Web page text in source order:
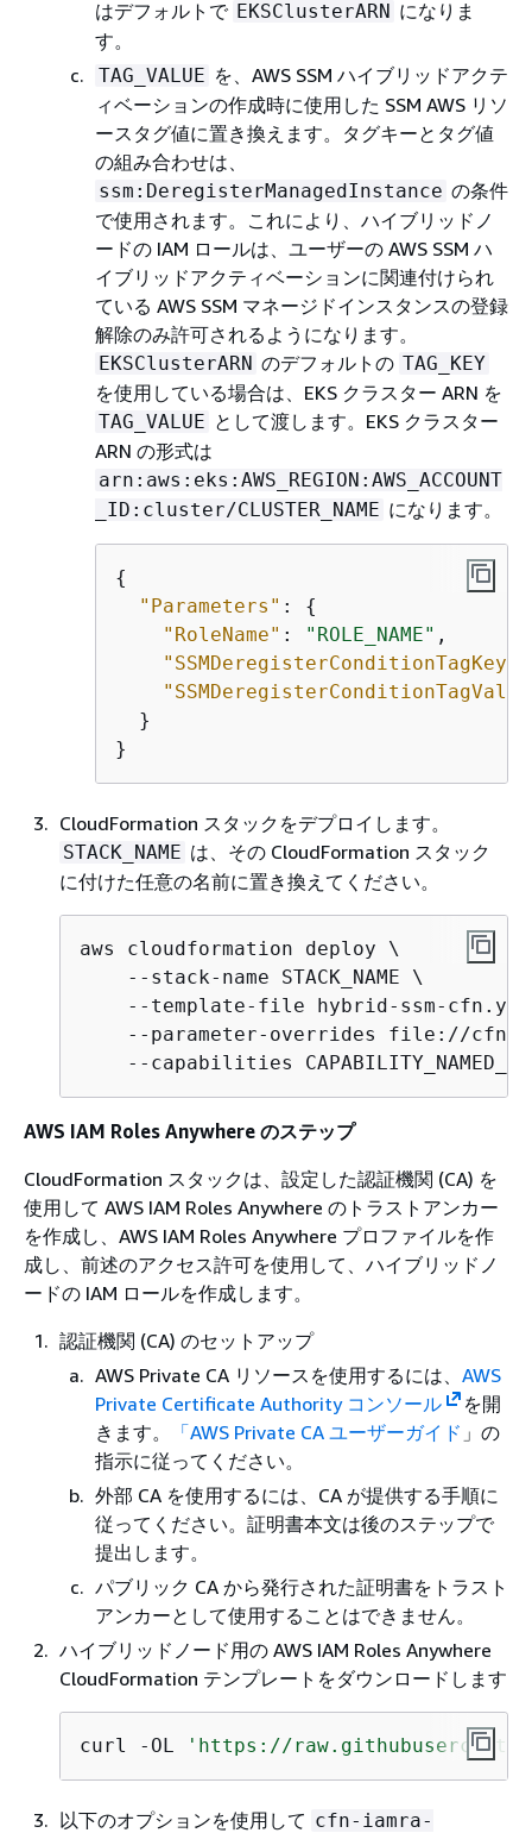
はデフォルトで EKSClusterARN になりま
す。
TAG_VALUE を、AWS SSM ハイブリッドアクテ
ィベーションの作成時に使用した SSM AWS リソ
ースタグ値に置き換えます。タグキーとタグ値
の組み合わせは、
ssm:DeregisterManagedInstance の条件
で使用されます。これにより、ハイブリッドノ
ードの IAM ロールは、ユーザーの AWS SSM ハ
イブリッドアクティベーションに関連付けられ
ている AWS SSM マネージドインスタンスの登録
解除のみ許可されるようになります。
EKSClusterARN のデフォルトの TAG_KEY
を使用している場合は、EKS クラスター ARN を
TAG_VALUE として渡します。EKS クラスター
ARN の形式は
arn:aws:eks:AWS_REGION:AWS_ACCOUNT
_ID:cluster/CLUSTER_NAME になります。
{
"Parameters" : {
"RoleName" : "ROLE_NAME" ,
"SSMDeregisterConditionTagKey"
  }
}
CloudFormation スタックをデプロイします。
STACK_NAME は、その CloudFormation スタック
に付けた任意の名前に置き換えてください。
aws cloudformation deploy \
    --stack-name STACK_NAME \
--template-file hybrid-ssm-
--parameter-overrides file://cfn-
--capabilities
AWS IAM Roles Anywhere のステップ
CloudFormation スタックは、設定した認証機関 (CA) を
使用して AWS IAM Roles Anywhere のトラストアンカー
を作成し、AWS IAM Roles Anywhere プロファイルを作
成し、前述のアクセス許可を使用して、ハイブリッドノ
ードの IAM ロールを作成します。
認証機関 (CA) のセットアップ
AWS Private CA リソースを使用するには、 AWS
Private Certificate Authority コンソール
を開
きます。
「AWS Private CA ユーザーガイド 」の
指示に従ってください。
外部 CA を使用するには、CA が提供する手順に
従ってください。証明書本文は後のステップで
提出します。
パブリック CA から発行された証明書をトラスト
アンカーとして使用することはできません。
ハイブリッドノード用の AWS IAM Roles Anywhere
CloudFormation テンプレートをダウンロードします
curl -OL 'https://
以下のオプションを使用して cfn-iamra-